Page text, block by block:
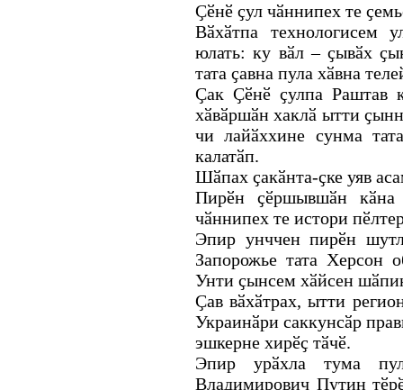
Ҫӗнӗ ҫул чӑннипех те
Вӑхӑтпа технологисем
юлать: ку вӑл – ҫывӑх
тата ҫавна пула хӑвна
Ҫак Ҫӗнӗ ҫулпа Раштав
хӑвӑршӑн хаклӑ ытти
чи лайӑххине сунма
калатӑп.
Шӑпах ҫакӑнта-ҫке уяв
Пирӗн ҫӗршывшӑн кӑна
чӑннипех те истори
Эпир унччен пирӗн
Запорожье тата Херсон
Унти ҫынсем хӑйсен
Ҫав вӑхӑтрах, ытти
Украинӑри саккунсӑр
эшкерне хирӗҫ тӑчӗ.
Эпир урӑхла тума
Владимирович Путин